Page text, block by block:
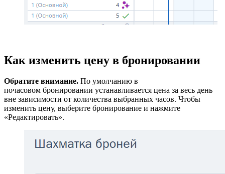
Как изменить цену в бронировании
Обратите внимание. По умолчанию в
почасовом бронировании устанавливается цена за весь день
вне зависимости от количества выбранных часов. Чтобы
изменить цену, выберите бронирование и нажмите
«Редактировать».